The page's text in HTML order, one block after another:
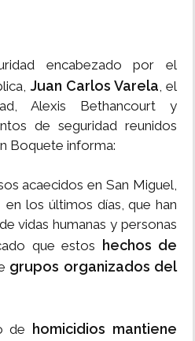
encabezado por el
Juan Carlos Varela, el
Alexis Bethancourt y
de seguridad reunidos
Boquete informa:
acaecidos en San Miguel,
los últimos días, que han
vidas humanas y personas
que estos
hechos de
grupos organizados del
de
homicidios mantiene